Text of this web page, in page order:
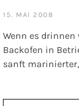
15. MAI 2008
Wenn es
Backofen in
sanft